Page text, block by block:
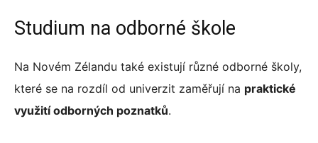
Studium na odborné škole
Na Novém Zélandu také existují různé odborné školy,
které se na rozdíl od univerzit zaměřují na praktické
využití odborných poznatků.